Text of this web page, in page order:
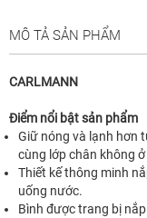
MÔ TẢ SẢN PHẨM
CARLMANN
Điểm nổi bật sản phẩm
Giữ nóng và lạnh hơn
cùng lớp chân không
Thiết kế thông minh
uống nước.
Bình được trang bị